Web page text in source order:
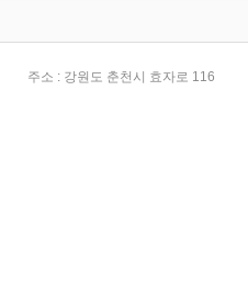
주소 : 강원도 춘천시 효자로 116